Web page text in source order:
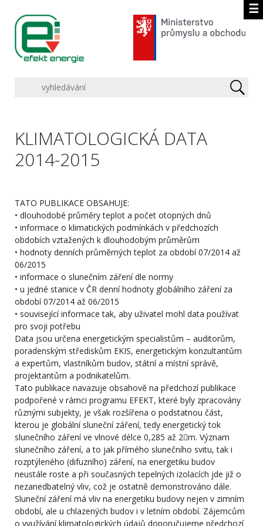
☰
KLIMATOLOGICKÁ DATA
2014-2015
TATO PUBLIKACE OBSAHUJE:
• dlouhodobé průměry teplot a počet otopných dnů
• informace o klimatických podmínkách v předchozích
obdobích vztažených k dlouhodobým průměrům
• hodnoty denních průměrných teplot za období 07/2014 až
06/2015
• informace o slunečním záření dle normy
• u jedné stanice v ČR denní hodnoty globálního záření za
období 07/2014 až 06/2015
• související informace tak, aby uživatel mohl data používat
pro svoji potřebu
Data jsou určena energetickým specialistům – auditorům,
poradenským střediskům EKIS, energetickým konzultantům
a expertům, vlastníkům budov, státní a místní správě,
projektantům a podnikatelům.
Tato publikace navazuje obsahově na předchozí publikace
podpořené v rámci programu EFEKT, které byly zpracovány
různými subjekty, je však rozšířena o podstatnou část,
kterou je globální sluneční záření, tedy energetický tok
slunečního záření ve vlnové délce 0,285 až 2m. Význam
slunečního záření, a to jak přímého slunečního svitu, tak i
rozptýleného (difuzního) záření, na energetiku budov
neustále roste a při současných tepelných izolacích jde již o
nezanedbatelný vliv, což je ostatně demonstrováno dále.
Sluneční záření má vliv na energetiku budovy nejen v zimním
období, ale u chlazených budov i v letním období. Zájemcům
o využívání klimatologických údajů doporučujeme předchozí